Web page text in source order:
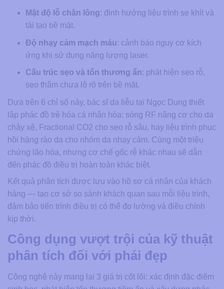
Mật độ lỗ chân lông: định hướng liệu trình se khít và
tái tạo bề mặt.
Độ nhạy cảm mạch máu: cảnh báo nguy cơ kích
ứng khi sử dụng năng lượng laser.
Cấu trúc sẹo và tổn thương ẩn: phát hiện sẹo rỗ,
sẹo thâm chưa lộ rõ trên bề mặt.
Dựa trên 6 chỉ số này, bác sĩ da liễu tại Ngọc Dung thiết
lập phác đồ trẻ hóa cá nhân hóa: sóng RF nâng cơ cho da
chảy xệ, Fractional CO2 cho sẹo rỗ sâu, hay liệu trình phục
hồi hàng rào da cho nhóm da nhạy cảm. Cùng một triệu
chứng lão hóa, nhưng cơ chế gốc rễ khác nhau sẽ dẫn
đến phác đồ điều trị hoàn toàn khác biệt.
Kết quả phân tích được lưu vào hồ sơ cá nhân của khách
hàng — tạo cơ sở so sánh khách quan sau mỗi liệu trình,
đảm bảo tiến trình điều trị có thể đo lường và điều chỉnh
kịp thời.
Công dụng vượt trội của kỹ thuật
phân tích đối với phái đẹp
Công nghệ này mang lại 3 giá trị cốt lõi: xác định đặc điểm